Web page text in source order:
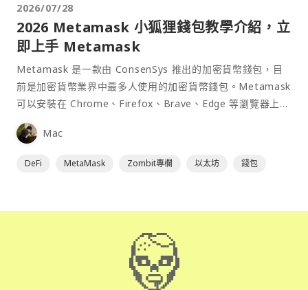
2026/07/28
2026 Metamask 小狐狸錢包教學介紹，立
即上手 Metamask
Metamask 是一款由 ConsenSys 推出的加密貨幣錢包，目
前是加密貨幣業界中最多人使用的加密貨幣錢包。Metamask
可以安裝在 Chrome、Firefox、Brave、Edge 等瀏覽器上作
為插件使用，具備許多功能且使用上非常方便。
Mac
DeFi MetaMask Zombit專欄 以太坊 錢包